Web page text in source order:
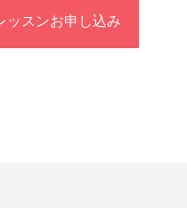
ッスンお申し込み